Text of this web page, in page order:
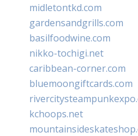
midletontkd.com
gardensandgrills.com
basilfoodwine.com
nikko-tochigi.net
caribbean-corner.com
bluemoongiftcards.com
kchoops.net